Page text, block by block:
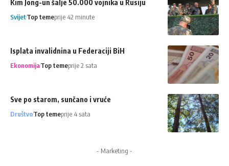
Kim Jong-un šalje 50.000 vojnika u Rusiju
SvijetTop temeprije 42 minute
Isplata invalidnina u Federaciji BiH
EkonomijaTop temeprije 2 sata
Sve po starom, sunčano i vruće
DruštvoTop temeprije 4 sata
- Marketing -